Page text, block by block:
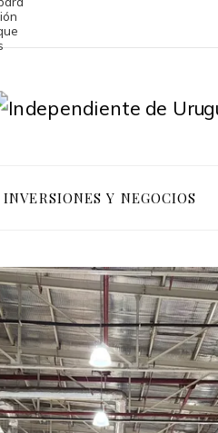
INVERSIONES Y NEGOCIOS